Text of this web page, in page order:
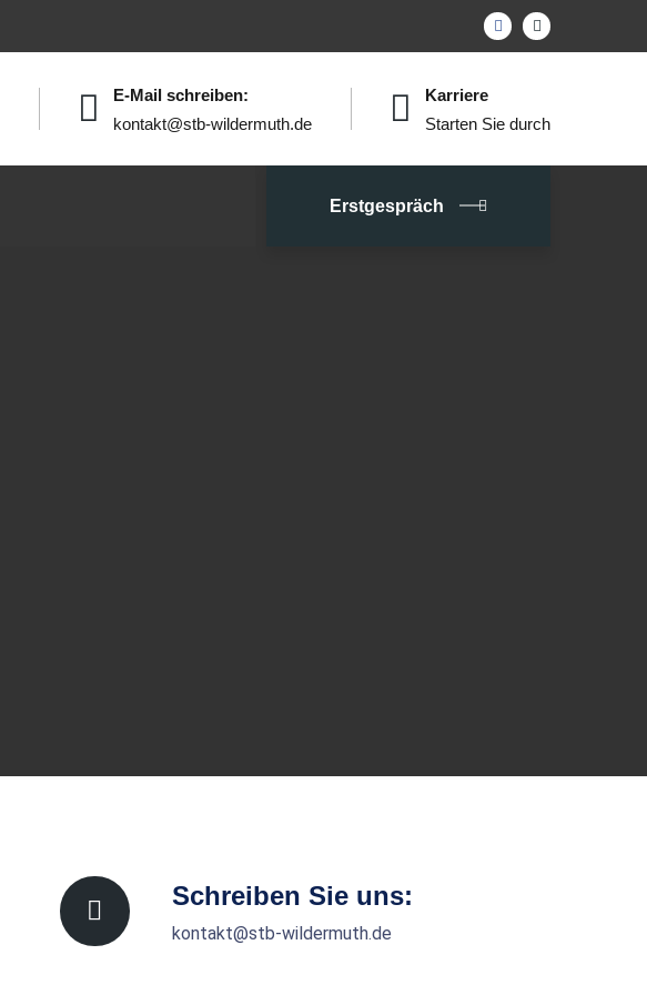
E-Mail schreiben:
kontakt@stb-wildermuth.de
Karriere
Starten Sie durch
Erstgespräch
Schreiben Sie uns:
kontakt@stb-wildermuth.de